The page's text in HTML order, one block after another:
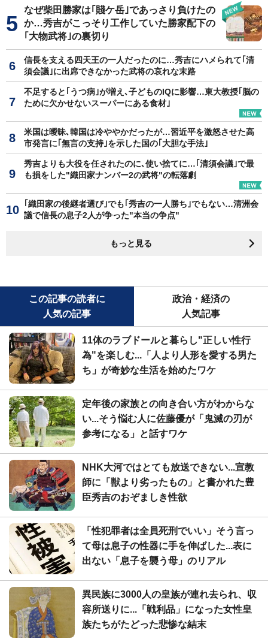
なぜ柴田勝家は｢賤ケ岳｣であっさり負けたの
か…秀吉がこっそり工作していた勝家配下の
｢大物武将｣の裏切り
信長を支える四天王の一人だったのに…秀吉にハメられて｢清
須会議｣に出席できなかった武将の哀れな末路
不足すると｢うつ病｣が増え､子どものIQに影響…東大教授｢脳の
ために欠かせないスーパーにある食材｣
米国は曖昧､韓国は冷ややかだったが…習近平を激怒させた高
市発言に｢無言の支持｣を示した国の｢大胆な手法｣
秀吉よりも大役を任されたのに､使い捨てに…｢清須会議｣で最
も損をした"織田家ナンバー2の武将"の転落劇
｢織田家の後継者選び｣でも｢秀吉の一人勝ち｣でもない…清洲会
議で信長の息子2人が争った"本当の争点"
もっと見る
この記事の読者に
人気の記事
政治・経済の
人気記事
11体のラブドールと暮らし"正しい性行
為"を楽しむ...「人より人形を愛する男た
ち」が奇妙な生活を始めたワケ
定年後の家族との向き合い方がわからな
い...そう悩む人に佐藤優が「鬼滅の刃が
参考になる」と話すワケ
NHK大河ではとても放送できない...宣教
師に「獣より劣ったもの」と書かれた豊
臣秀吉のおぞましき性欲
「性犯罪者は全員死刑でいい」そう言っ
て母は息子の性器に手を伸ばした...表に
出ない「息子を襲う母」のリアル
異民族に3000人の皇族が連れ去られ、収
容所送りに...「戦利品」になった女性皇
族たちがたどった悲惨な結末